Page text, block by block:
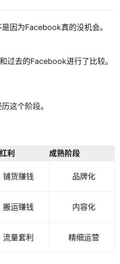
因为Facebook真的没机会。
过去的Facebook进行了比较。
这个阶段。
利 成熟阶段
铺货赚钱 品牌化
搬运赚钱 内容化
流量套利 精细运营